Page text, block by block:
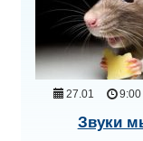
27.01 9:00
Звуки